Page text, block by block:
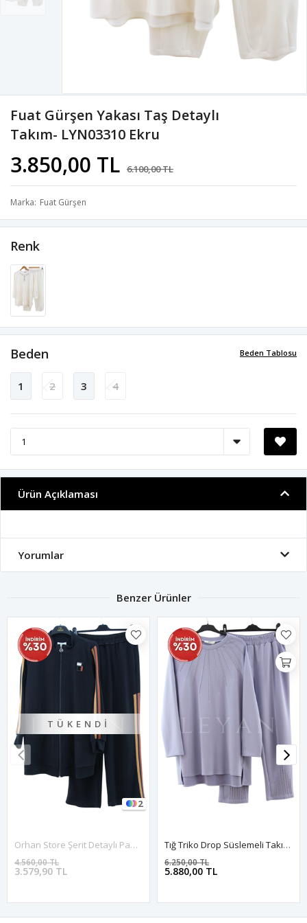
Fuat Gürşen Yakası Taş Detaylı
Takım- LYN03310 Ekru
3.850,00 TL 6.100,00 TL
Marka Fuat Gürşen
Renk
Beden Tablosu
Beden
1 2 3 4
Ürün Açıklaması
Yorumlar
Benzer Ürünler
TÜKENDI
2
Orhan Store Şerit Detaylı Pantolonlu Takım- LYN03423 Siyah
3.579,90 TL
4.560,00 TL
Tığ Triko Drop Süslemeli Takım- LYN03635 Mavi
5.880,00 TL
6.250,00 TL